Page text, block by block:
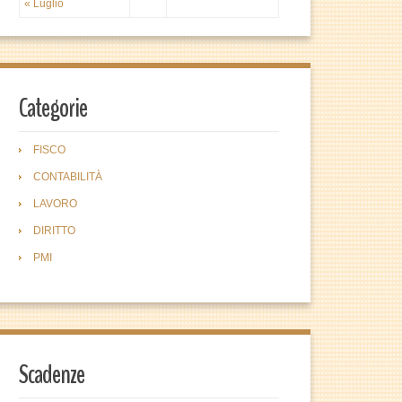
« Luglio
Categorie
FISCO
CONTABILITÀ
LAVORO
DIRITTO
PMI
Scadenze